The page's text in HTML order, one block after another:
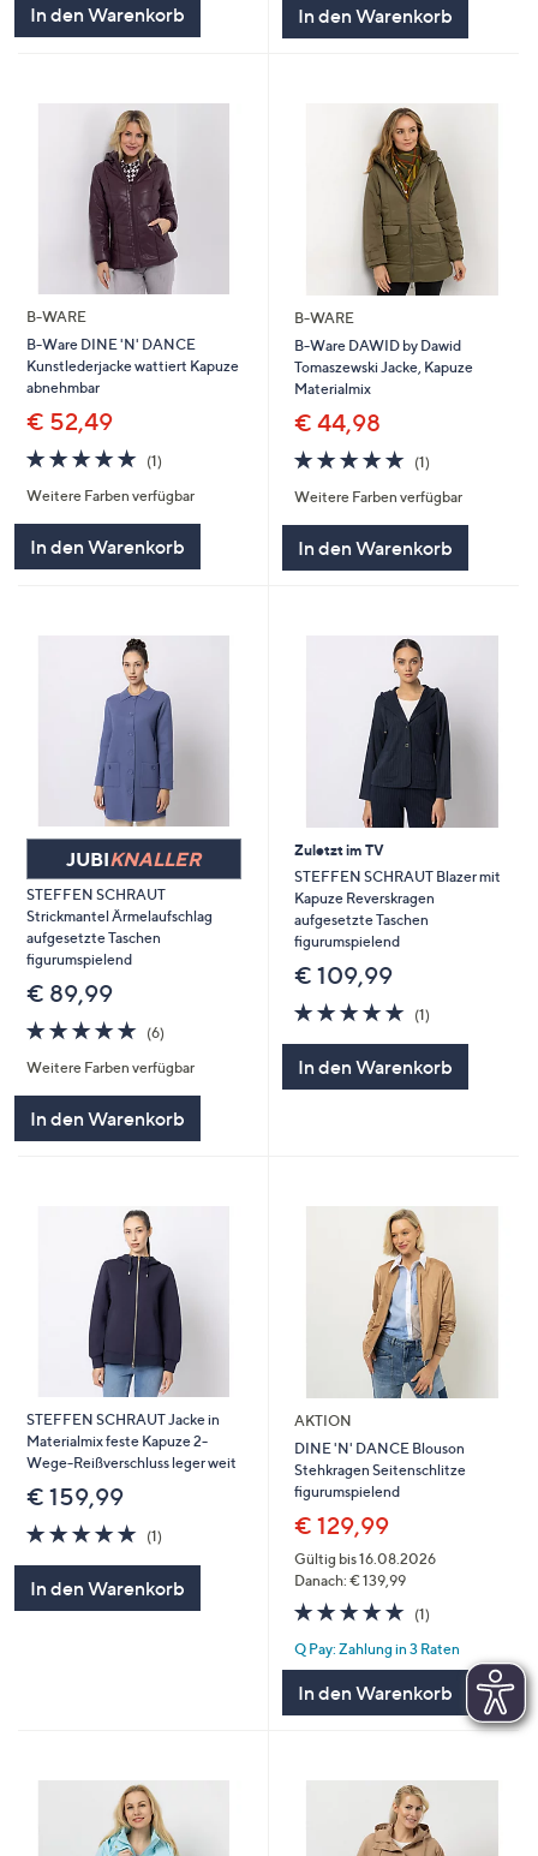
In den Warenkorb In den Warenkorb
B-WARE
B-Ware DINE 'N' DANCE
Kunstlederjacke wattiert Kapuze
abnehmbar
€ 52,49
5.0
von
5
(1)1
Weitere Farben verfügbar
In den Warenkorb
B-WARE
B-Ware DAWID by Dawid
Tomaszewski Jacke, Kapuze
Materialmix
€ 44,98
5.0
von
5
(1)1
Weitere Farben verfügbar
In den Warenkorb
JUBIKNALLER
STEFFEN SCHRAUT
Strickmantel Ärmelaufschlag
aufgesetzte Taschen
figurumspielend
€ 89,99
5.0
von
5
(6)6
Weitere Farben verfügbar
In den Warenkorb
Zuletzt im TV
STEFFEN SCHRAUT Blazer mit
Kapuze Reverskragen
aufgesetzte Taschen
figurumspielend
€ 109,99
5.0
von
(1)1
In den Warenkorb
STEFFEN SCHRAUT Jacke in
Materialmix feste Kapuze 2-
Wege-Reißverschluss leger weit
€ 159,99
5.0
von
(1)1
In den Warenkorb
AKTION
DINE 'N' DANCE Blouson
Stehkragen Seitenschlitze
figurumspielend
€ 129,99
Gültig bis 16.08.2026
Danach: € 139,99
5.0
von
5
(1)1
Q Pay: Zahlung in 3 Raten
In den Warenkorb